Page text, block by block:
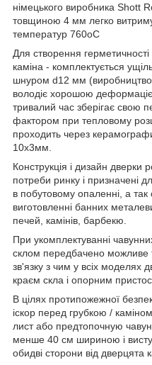
німецького виробника Shott
товщиною 4 мм легко
температур 760оС
Для створення
каміна - комплектується
шнуром d12 мм
володіє хорошою
тривалий час зберігає свою
фактором при тепловому
проходить через
10х3мм.
Конструкція і дизайн дверки
потреби ринку і призначені
в побутовому опаленні, а
виготовленні банних
печей, камінів, барбекю.
При укомплектуванні
склом передбачено можливе
зв'язку з чим у всіх моделях
краєм скла і опорним
В цілях протипожежної
іскор перед грубкою /
лист або предтопочную
менше 40 см шириною і
обидві сторони від дверцята